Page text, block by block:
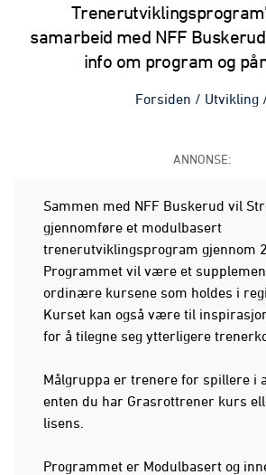
samarbeid med NFF
info om program og
Forsiden / Utvikling
ANNONSE:
Sammen med NFF Buskerud vil
gjennomføre et modulbasert
trenerutviklingsprogram gjennom
Programmet vil være et
ordinære kursene som holdes i regi
Kurset kan også være til
for å tilegne seg ytterligere
Målgruppa er trenere for spillere i
enten du har Grasrottrener kurs
lisens.​
Programmet er Modulbasert og